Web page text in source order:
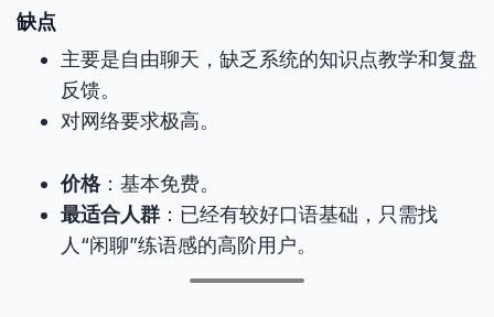
缺点
主要是自由聊天，缺乏系统的知识点教学和复盘
反馈。
对网络要求极高。
价格：基本免费。
最适合人群 ：已经有较好口语基础，只需找
人“闲聊”练语感的高阶用户。